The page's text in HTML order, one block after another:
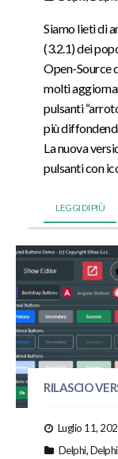
Siamo lieti di
(3.2.1) dei
Open-Source
molti
pulsanti
più
La nuova
pulsanti con
LEGGI DI PIÙ
RILASCIO
Luglio 11,
Delphi,